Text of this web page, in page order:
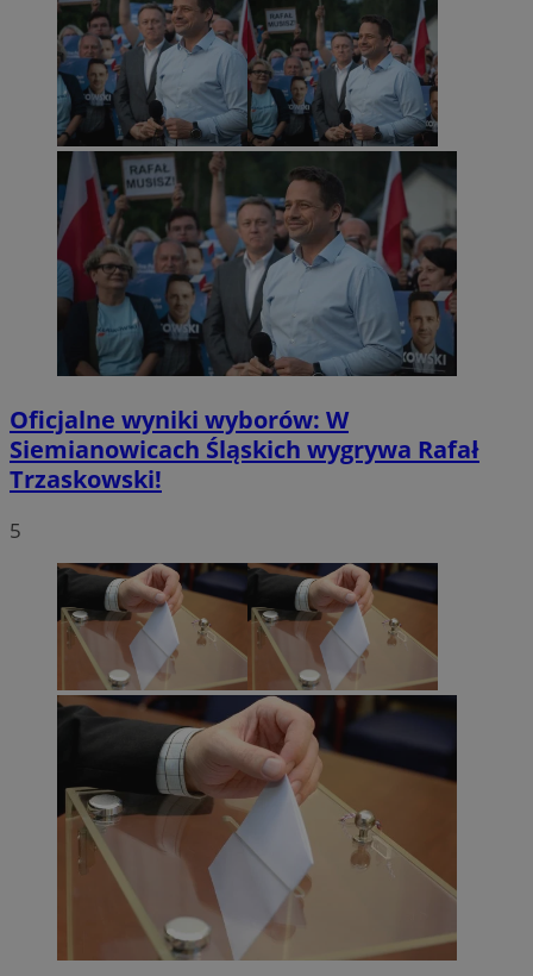
Oficjalne wyniki wyborów: W
Siemianowicach Śląskich wygrywa Rafał
Trzaskowski!
5